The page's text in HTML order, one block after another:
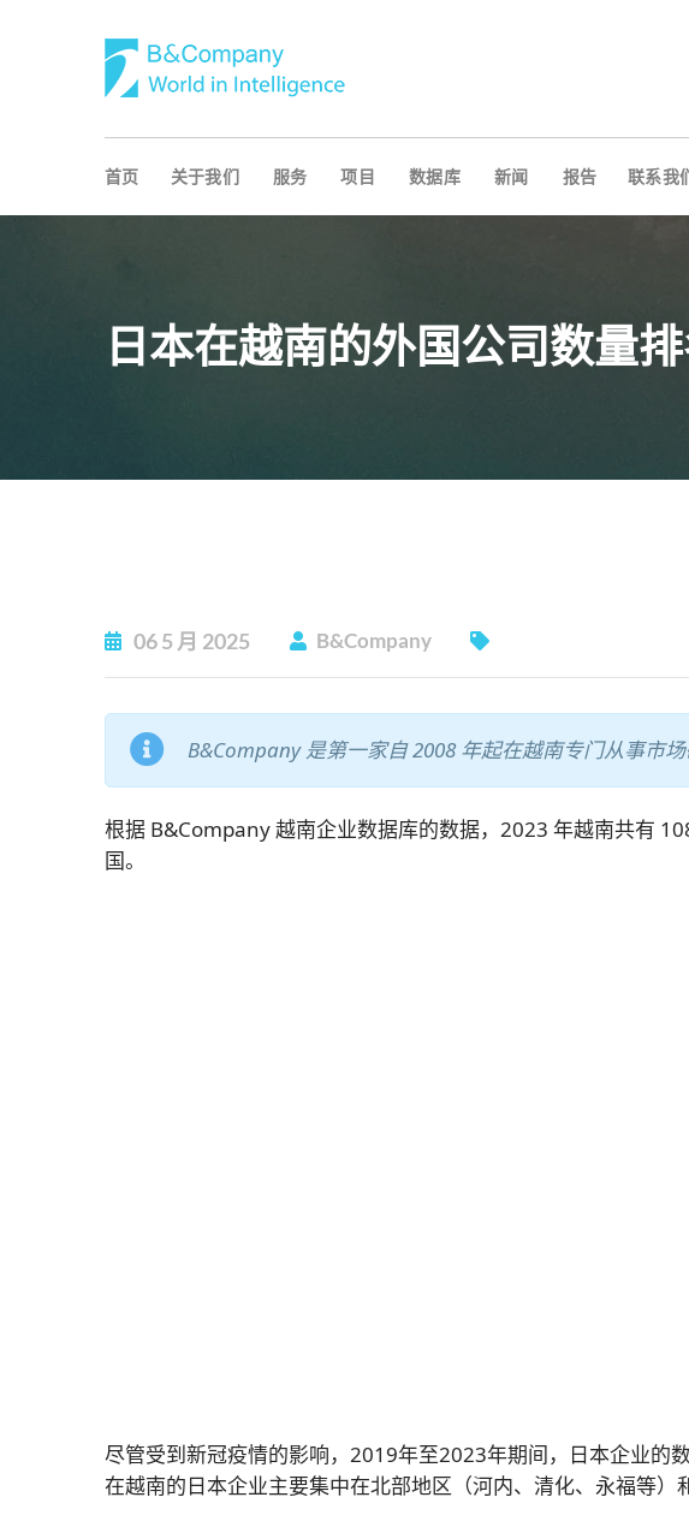
首页 关于我们 服务 项目 数据库 新闻 报告 联系我
日本在越南的外国公司数量
06 5 月 2025 B&Company
B&Company 是第一家自 2008 年起在越南专门从事市
根据 B&Company 越南企业数据库的数据，2023 年越南共有
国。
尽管受到新冠疫情的影响，2019年至2023年期间，日本企业的
在越南的日本企业主要集中在北部地区（河内、清化、永福等）
订阅新闻通讯